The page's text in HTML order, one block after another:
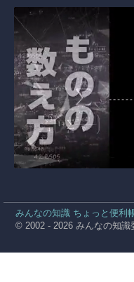
みんなの知識 ちょっと便利
© 2002 - 2026 みんなの知識